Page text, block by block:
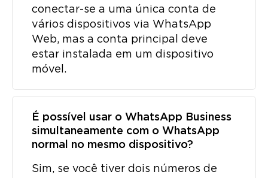
conectar-se a uma única conta de
vários dispositivos via WhatsApp
Web, mas a conta principal deve
estar instalada em um dispositivo
móvel.
É possível usar o WhatsApp Business
simultaneamente com o WhatsApp
normal no mesmo dispositivo?
Sim, se você tiver dois números de